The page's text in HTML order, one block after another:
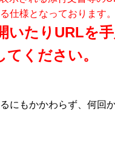
仕様となっております
いたりURLを
ください。
にもかかわらず、何回